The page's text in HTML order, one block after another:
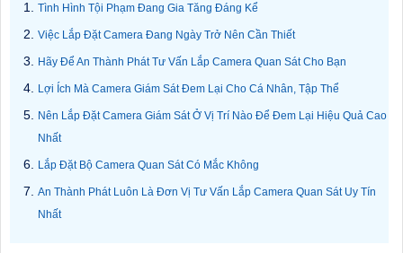
Tình Hình Tội Phạm Đang Gia Tăng Đáng Kể
Việc Lắp Đặt Camera Đang Ngày Trở Nên Cần Thiết
Hãy Để An Thành Phát Tư Vấn Lắp Camera Quan Sát Cho Bạn
Lợi Ích Mà Camera Giám Sát Đem Lại Cho Cá Nhân, Tập Thể
Nên Lắp Đặt Camera Giám Sát Ở Vị Trí Nào Để Đem Lại Hiệu Quả Cao
Nhất
Lắp Đặt Bộ Camera Quan Sát Có Mắc Không
An Thành Phát Luôn Là Đơn Vị Tư Vấn Lắp Camera Quan Sát Uy Tín
Nhất